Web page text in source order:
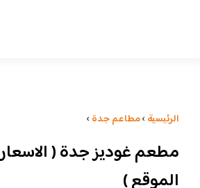
الرئيسية ›مطاعم جدة ›
مطعم غوديز جدة (
الموقع )